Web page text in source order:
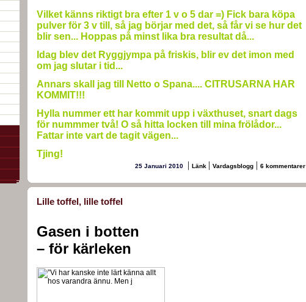
Vilket känns riktigt bra efter 1 v o 5 dar =) Fick bara köpa
pulver för 3 v till, så jag börjar med det, så får vi se hur det
blir sen... Hoppas på minst lika bra resultat då...
Idag blev det Ryggjympa på friskis, blir ev det imon med
om jag slutar i tid...
Annars skall jag till Netto o Spana.... CITRUSARNA HAR
KOMMIT!!!
Hylla nummer ett har kommit upp i växthuset, snart dags
för nummmer två! O så hitta locken till mina frölådor...
Fattar inte vart de tagit vägen...
Tjing!
25 Januari 2010 | Länk | Vardagsblogg| 6 kommentarer
Lille toffel, lille toffel
Gasen i botten
– för kärleken